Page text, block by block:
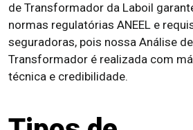
de Transformador da Laboil
normas regulatórias ANEEL e
seguradoras, pois nossa Análise
Transformador é realizada com
técnica e credibilidade.